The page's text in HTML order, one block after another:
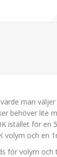
man
behöver
för en
volym och en
för volym